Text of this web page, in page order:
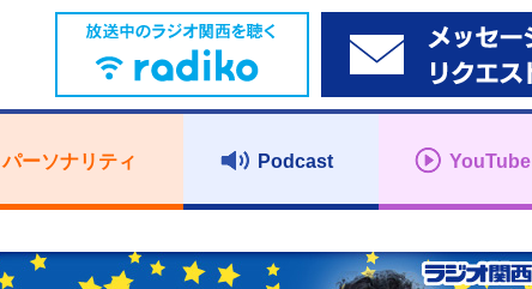
パーソナリティ Podcast YouTube